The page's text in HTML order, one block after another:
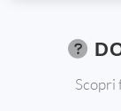
Scopri